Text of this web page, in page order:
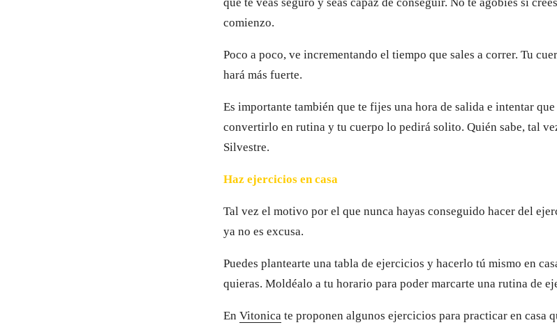
que te veas seguro y seas capaz de conseguir. No te agobies si
comienzo.
Poco a poco, ve incrementando el tiempo que sales a correr. Tu
hará más fuerte.
Es importante también que te fijes una hora de salida e intentar
convertirlo en rutina y tu cuerpo lo pedirá solito. Quién sabe, tal
Silvestre.
Haz ejercicios en casa
Tal vez el motivo por el que nunca hayas conseguido hacer del
ya no es excusa.
Puedes plantearte una tabla de ejercicios y hacerlo tú mismo en
quieras. Moldéalo a tu horario para poder marcarte una rutina de
En Vitonica te proponen algunos ejercicios para practicar en casa